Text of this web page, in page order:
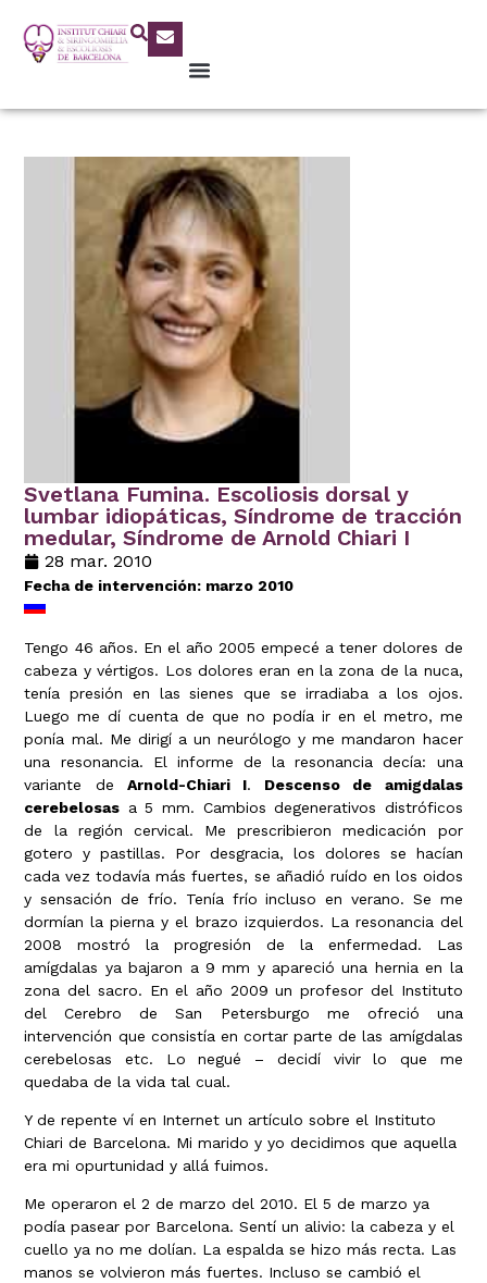
Svetlana Fumina. Escoliosis dorsal y
lumbar idiopáticas, Síndrome de tracción
medular, Síndrome de Arnold Chiari I
28 mar. 2010
Fecha de intervención: marzo 2010
Tengo 46 años. En el año 2005 empecé a tener dolores de
cabeza y vértigos. Los dolores eran en la zona de la nuca,
tenía presión en las sienes que se irradiaba a los ojos.
Luego me dí cuenta de que no podía ir en el metro, me
ponía mal. Me dirigí a un neurólogo y me mandaron hacer
una resonancia. El informe de la resonancia decía: una
variante de Arnold-Chiari I. Descenso de amigdalas
cerebelosas a 5 mm. Cambios degenerativos distróficos
de la región cervical. Me prescribieron medicación por
gotero y pastillas. Por desgracia, los dolores se hacían
cada vez todavía más fuertes, se añadió ruído en los oidos
y sensación de frío. Tenía frío incluso en verano. Se me
dormían la pierna y el brazo izquierdos. La resonancia del
2008 mostró la progresión de la enfermedad. Las
amígdalas ya bajaron a 9 mm y apareció una hernia en la
zona del sacro. En el año 2009 un profesor del Instituto
del Cerebro de San Petersburgo me ofreció una
intervención que consistía en cortar parte de las amígdalas
cerebelosas etc. Lo negué – decidí vivir lo que me
quedaba de la vida tal cual.
Y de repente ví en Internet un artículo sobre el Instituto
Chiari de Barcelona. Mi marido y yo decidimos que aquella
era mi opurtunidad y allá fuimos.
Me operaron el 2 de marzo del 2010. El 5 de marzo ya
podía pasear por Barcelona. Sentí un alivio: la cabeza y el
cuello ya no me dolían. La espalda se hizo más recta. Las
manos se volvieron más fuertes. Incluso se cambió el